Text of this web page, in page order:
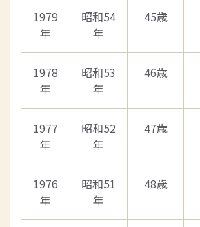
1979
年
昭和54
年
45歳
1978
年
昭和53
年
46歳
1977
年
昭和52
年
47歳
1976
年
昭和51
年
48歳